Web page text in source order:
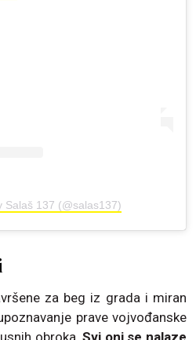
Salaš 137 (@salas137)
za beg iz grada i miran
prave vojvođanske
obroka.Svi oni se nalaze